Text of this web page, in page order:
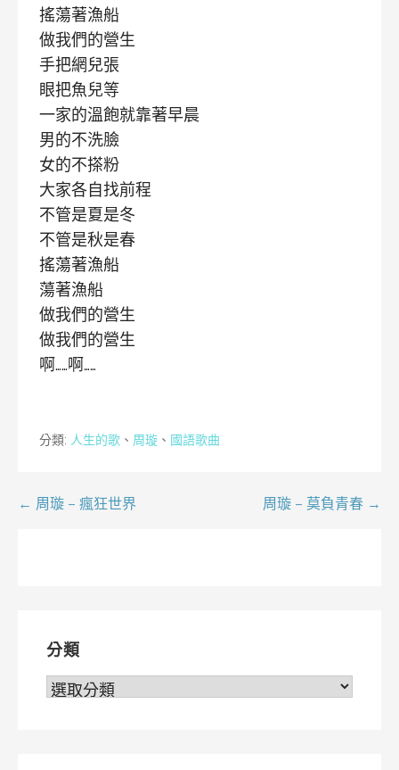
搖蕩著漁船
做我們的營生
手把網兒張
眼把魚兒等
一家的溫飽就靠著早晨
男的不洗臉
女的不搽粉
大家各自找前程
不管是夏是冬
不管是秋是春
搖蕩著漁船
蕩著漁船
做我們的營生
做我們的營生
啊……啊……
分類: 人生的歌 、 周璇 、 國語歌曲
文← 周璇 – 瘋狂世界 周璇 – 莫負青春 →
分類
分